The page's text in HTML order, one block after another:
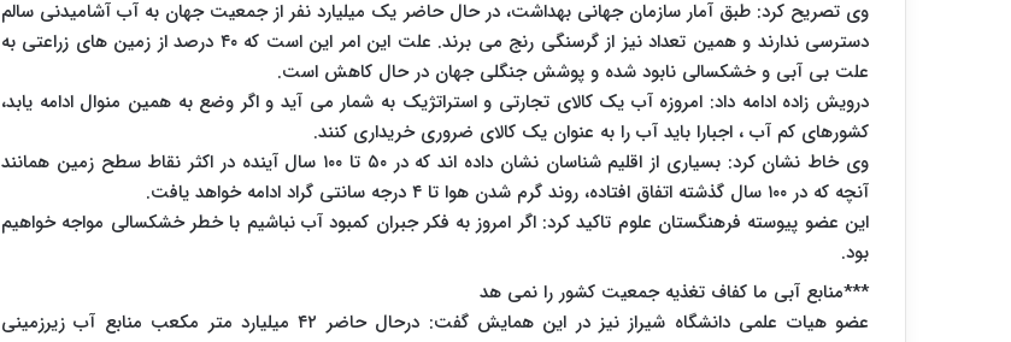
وی تصریح کرد: طبق آمار سازمان جهانی بهداشت، در حال حاضر یک میلیارد نفر از جمعیت جهان به آب آشامیدنی سالم
دسترسی ندارند و همین تعداد نیز از گرسنگی رنج می برند. علت این امر این است که ۴۰ درصد از زمین های زراعتی به
علت بی آبی و خشکسالی نابود شده و پوشش جنگلی جهان در حال کاهش است.
درویش زاده ادامه داد: امروزه آب یک کالای تجارتی و استراتژیک به شمار می آید و اگر وضع به همین منوال ادامه یابد،
کشورهای کم آب ، اجبارا باید آب را به عنوان یک کالای ضروری خریداری کنند.
وی خاط نشان کرد: بسیاری از اقلیم شناسان نشان داده اند که در ۵۰ تا ۱۰۰ سال آینده در اکثر نقاط سطح زمین همانند
آنچه که در ۱۰۰ سال گذشته اتفاق افتاده، روند گرم شدن هوا تا ۴ درجه سانتی گراد ادامه خواهد یافت.
این عضو پیوسته فرهنگستان علوم تاکید کرد: اگر امروز به فکر جبران کمبود آب نباشیم با خطر خشکسالی مواجه خواهیم
بود.
***منابع آبی ما کفاف تغذیه جمعیت کشور را نمی هد
عضو هیات علمی دانشگاه شیراز نیز در این همایش گفت: درحال حاضر ۴۲ میلیارد متر مکعب منابع آب زیرزمینی